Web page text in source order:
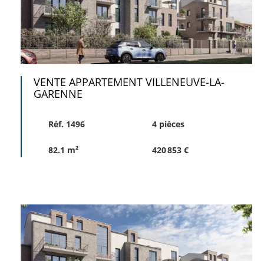
VENTE APPARTEMENT VILLENEUVE-LA-
GARENNE
Réf. 1496 4 pièces
82.1 m² 420 853 €